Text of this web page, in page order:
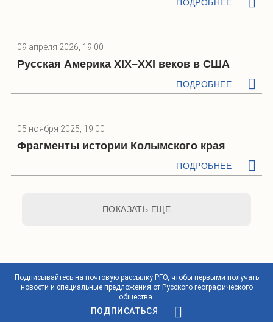
ПОДРОБНЕЕ
09 апреля 2026, 19:00
Русская Америка XIX–XXI веков в США
ПОДРОБНЕЕ
05 ноября 2025, 19:00
Фрагменты истории Колымского края
ПОДРОБНЕЕ
ПОКАЗАТЬ ЕЩЕ
Подписывайтесь на почтовую рассылку РГО, чтобы первыми получать
новости и специальные предложения от Русского географического
общества.
ПОДПИСАТЬСЯ